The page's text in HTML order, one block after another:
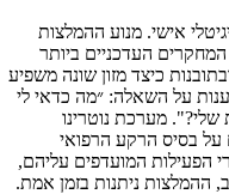
אישי. מנוע ההמלצות
העדכניים ביותר
כיצד מזון שונה משפיע
על השאלה: ״מה כדאי לי
מערכת נוטרינו
על בסיס הרקע הרפואי
הפעילות המועדפים עליהם,
ההמלצות ניתנות בזמן אמת.